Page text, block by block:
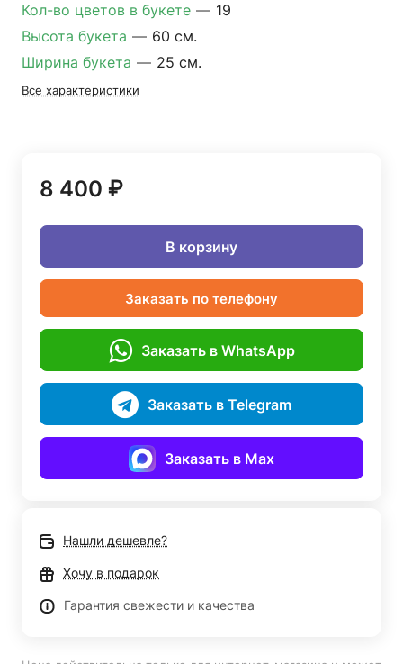
Кол-во цветов в букете — 19
Высота букета — 60 см.
Ширина букета — 25 см.
Все характеристики
8 400 ₽
В корзину
Заказать по телефону
Заказать в WhatsApp
Заказать в Telegram
Заказать в Max
Нашли дешевле?
Хочу в подарок
Гарантия свежести и качества